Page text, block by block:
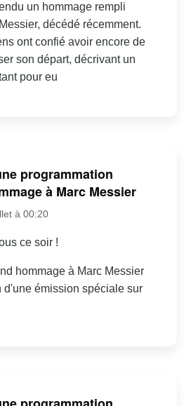
un hommage rempli
décédé récemment.
ont confié avoir encore de
son départ, décrivant un
pour eu
programmation
à Marc Messier
à 00:20
ce soir !
hommage à Marc Messier
d'une émission spéciale sur